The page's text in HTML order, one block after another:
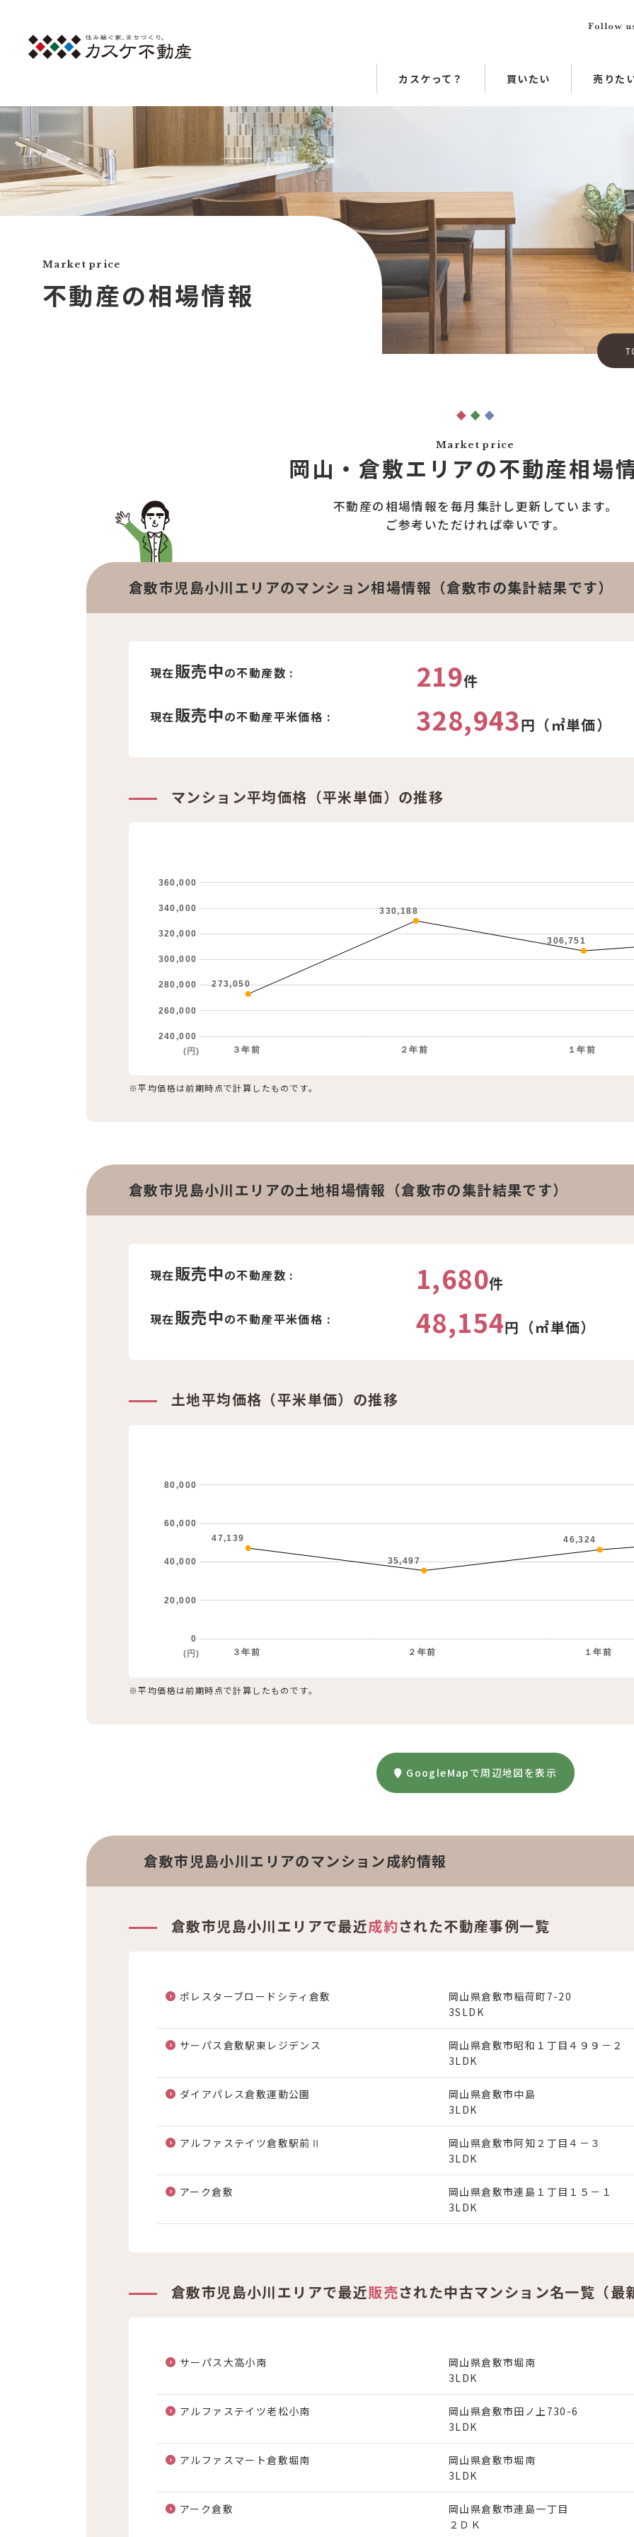
カスケって？ 買いたい 売りた
Market price
不動産の相場情報
Market price
岡山・倉敷エリアの不動産相場
不動産の相場情報を毎月集計し更新しています。
ご参考いただければ幸いです。
倉敷市児島小川エリアのマンション相場情報（倉敷市の集計結果です）
現在販売中の不動産数 : 219件
現在販売中の不動産平米価格 : 328,943円（㎡単価）
マンション平均価格（平米単価）の推移
３年前 ２年前 １年前
240,000
260,000
280,000
300,000
320,000
340,000
360,000
273,050
330,188
306,751
(円)
※平均価格は前期時点で計算したものです。
倉敷市児島小川エリアの土地相場情報（倉敷市の集計結果です）
現在販売中の不動産数 : 1,680件
現在販売中の不動産平米価格 : 48,154円（㎡単価）
土地平均価格（平米単価）の推移
３年前 ２年前 １年前
0
20,000
40,000
60,000
80,000
47,139
35,497
46,324
(円)
※平均価格は前期時点で計算したものです。
GoogleMapで周辺地図を表示
倉敷市児島小川エリアのマンション成約情報
倉敷市児島小川エリアで最近成約された不動産事例一覧
ポレスターブロードシティ倉敷
岡山県倉敷市稲荷町7-20
3SLDK
サーパス倉敷駅東レジデンス
岡山県倉敷市昭和１丁目４９９－２
3LDK
ダイアパレス倉敷運動公園
岡山県倉敷市中島
3LDK
アルファステイツ倉敷駅前Ⅱ
岡山県倉敷市阿知２丁目４－３
3LDK
アーク倉敷
岡山県倉敷市連島１丁目１５－１
3LDK
倉敷市児島小川エリアで最近販売された中古マンション名一覧（
サーパス大高小南
岡山県倉敷市堀南
3LDK
アルファステイツ老松小南
岡山県倉敷市田ノ上730-6
3LDK
アルファスマート倉敷堀南
岡山県倉敷市堀南
3LDK
アーク倉敷
岡山県倉敷市連島一丁目
２ＤＫ